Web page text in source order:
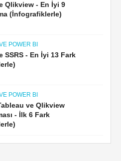
Qlikview - En İyi 9
(İnfografiklerle)
POWER BI
SSRS - En İyi 13 Fark
POWER BI
ve Qlikview
- İlk 6 Fark